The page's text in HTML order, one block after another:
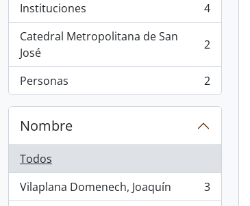
Instituciones
, 4 resultados
4
Catedral Metropolitana de San
José
, 2 resultados 2
Personas
, 2 resultados 2
Nombre
Todos
Vilaplana Domenech, Joaquín
, 3 resultados
3